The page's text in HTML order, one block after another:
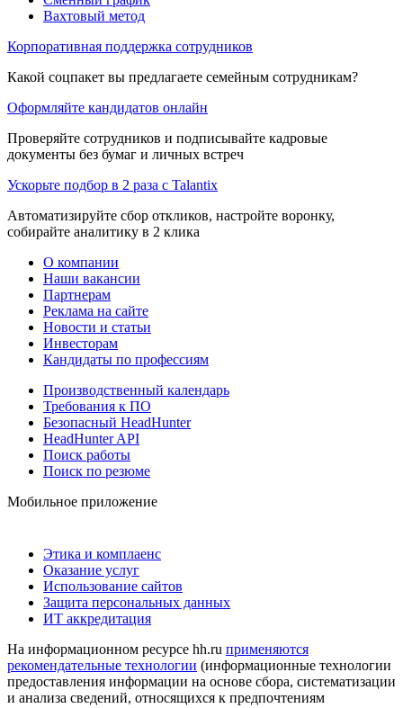
Вахтовый метод
Корпоративная поддержка сотрудников
Какой соцпакет вы предлагаете семейным сотрудникам?
Оформляйте кандидатов онлайн
Проверяйте сотрудников и подписывайте кадровые
документы без бумаг и личных встреч
Ускорьте подбор в 2 раза с Talantix
Автоматизируйте сбор откликов, настройте воронку,
собирайте аналитику в 2 клика
О компании
Наши вакансии
Партнерам
Реклама на сайте
Новости и статьи
Инвесторам
Кандидаты по профессиям
Производственный календарь
Требования к ПО
Безопасный HeadHunter
HeadHunter API
Поиск работы
Поиск по резюме
Мобильное приложение
Этика и комплаенс
Оказание услуг
Использование сайтов
Защита персональных данных
ИТ аккредитация
На информационном ресурсе hh.ru применяются
рекомендательные технологии (информационные технологии
предоставления информации на основе сбора, систематизации
и анализа сведений, относящихся к предпочтениям